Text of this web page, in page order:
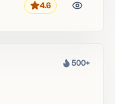
评分4.6
热度
500+